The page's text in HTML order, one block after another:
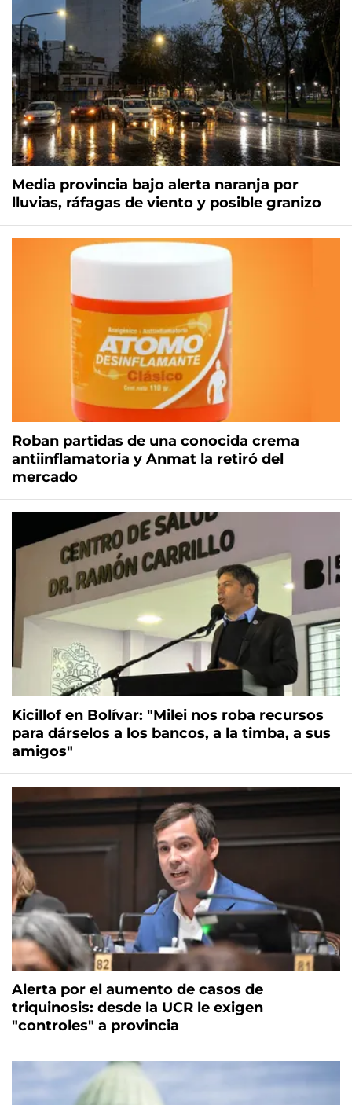
Media provincia bajo alerta naranja por
lluvias, ráfagas de viento y posible granizo
Roban partidas de una conocida crema
antiinflamatoria y Anmat la retiró del
mercado
Kicillof en Bolívar: "Milei nos roba recursos
para dárselos a los bancos, a la timba, a sus
amigos"
Alerta por el aumento de casos de
triquinosis: desde la UCR le exigen
"controles" a provincia